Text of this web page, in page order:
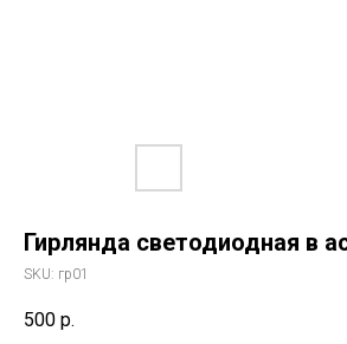
Гирлянда светодиодная в
SKU: гр01
500 р.